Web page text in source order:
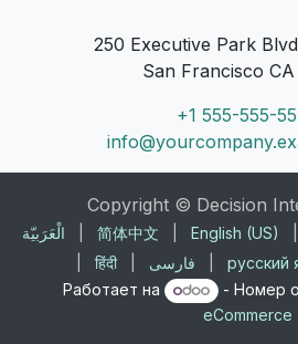
250 Executive Park
San Francisco
+1 555-555-
Copyright © Decision
الْعَرَبيّة 简体中文 English (US)
हिंदी فارسی русский
Работает на
- Номер
eCommerce